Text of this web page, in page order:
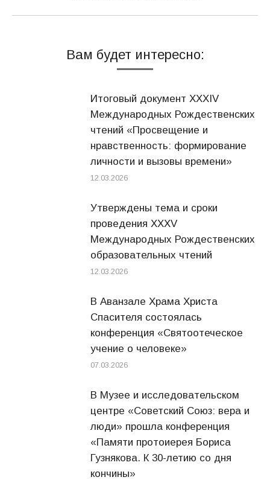
Вам будет интересно:
Итоговый документ XXХIV
Международных Рождественских
чтений «Просвещение и
нравственность: формирование
личности и вызовы времени»
12.03.2026
Утверждены тема и сроки
проведения XXXV
Международных Рождественских
образовательных чтений
12.03.2026
В Аванзале Храма Христа
Спасителя состоялась
конференция «Святоотеческое
учение о человеке»
07.03.2026
В Музее и исследовательском
центре «Советский Союз: вера и
люди» прошла конференция
«Памяти протоиерея Бориса
Гузнякова. К 30-летию со дня
кончины»